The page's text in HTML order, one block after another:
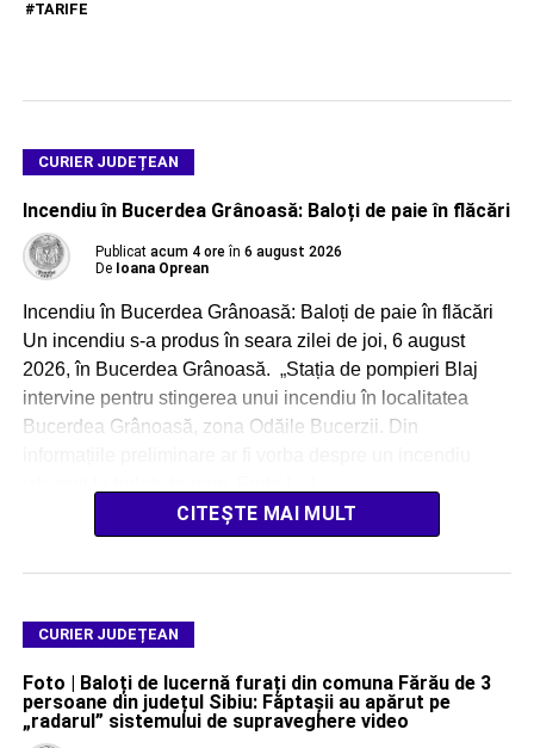
TARIFE
CURIER JUDEȚEAN
Incendiu în Bucerdea Grânoasă: Baloți de paie în flăcări
Publicat acum 4 ore în 6 august 2026
De Ioana Oprean
Incendiu în Bucerdea Grânoasă: Baloți de paie în flăcări
Un incendiu s-a produs în seara zilei de joi, 6 august
2026, în Bucerdea Grânoasă. „Stația de pompieri Blaj
intervine pentru stingerea unui incendiu în localitatea
Bucerdea Grânoasă, zona Odăile Bucerzii. Din
CITEȘTE MAI MULT
CURIER JUDEȚEAN
Foto | Baloți de lucernă furați din comuna Fărău de 3
persoane din județul Sibiu: Făptașii au apărut pe
„radarul” sistemului de supraveghere video